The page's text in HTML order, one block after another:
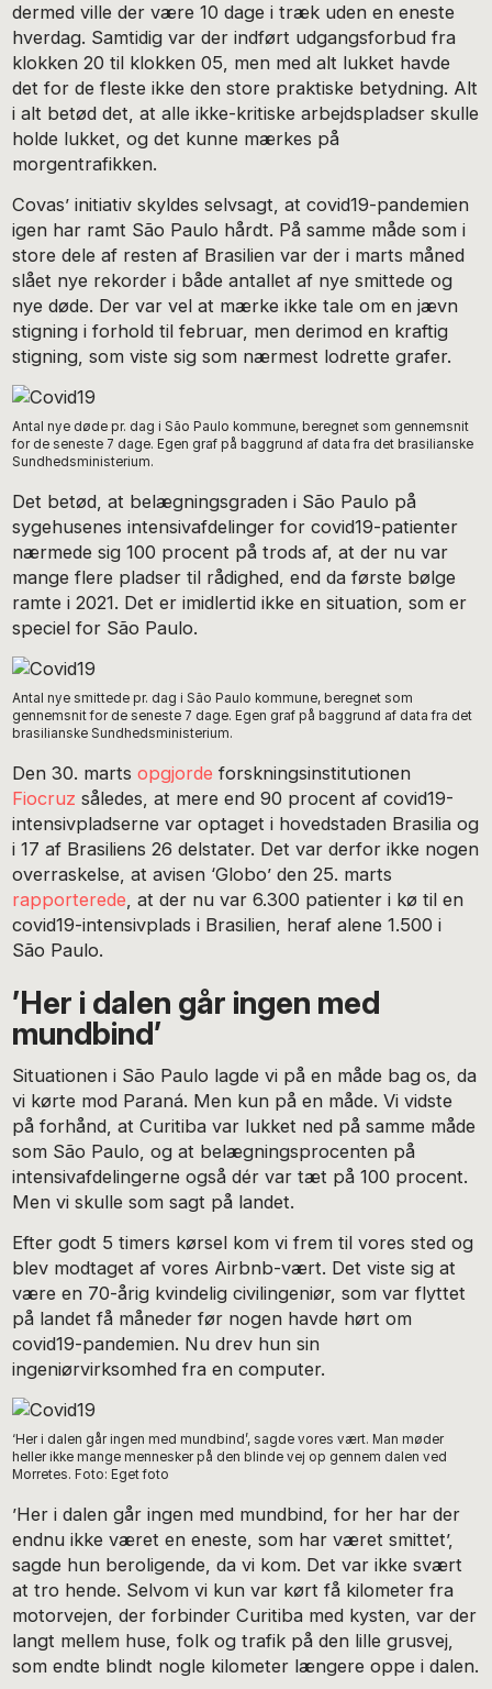
dermed ville der være 10 dage i træk uden en eneste
hverdag. Samtidig var der indført udgangsforbud fra
klokken 20 til klokken 05, men med alt lukket havde
det for de fleste ikke den store praktiske betydning. Alt
i alt betød det, at alle ikke-kritiske arbejdspladser skulle
holde lukket, og det kunne mærkes på
morgentrafikken.
Covas’ initiativ skyldes selvsagt, at covid19-pandemien
igen har ramt São Paulo hårdt. På samme måde som i
store dele af resten af Brasilien var der i marts måned
slået nye rekorder i både antallet af nye smittede og
nye døde. Der var vel at mærke ikke tale om en jævn
stigning i forhold til februar, men derimod en kraftig
stigning, som viste sig som nærmest lodrette grafer.
Antal nye døde pr. dag i São Paulo kommune, beregnet som gennemsnit
for de seneste 7 dage. Egen graf på baggrund af data fra det brasilianske
Sundhedsministerium.
Det betød, at belægningsgraden i São Paulo på
sygehusenes intensivafdelinger for covid19-patienter
nærmede sig 100 procent på trods af, at der nu var
mange flere pladser til rådighed, end da første bølge
ramte i 2021. Det er imidlertid ikke en situation, som er
speciel for São Paulo.
Antal nye smittede pr. dag i São Paulo kommune, beregnet som
gennemsnit for de seneste 7 dage. Egen graf på baggrund af data fra det
brasilianske Sundhedsministerium.
Den 30. martsopgjorde forskningsinstitutionen
Fiocruz således, at mere end 90 procent af covid19-
intensivpladserne var optaget i hovedstaden Brasilia og
i 17 af Brasiliens 26 delstater. Det var derfor ikke nogen
overraskelse, at avisen ‘Globo’ den 25. marts
rapporterede, at der nu var 6.300 patienter i kø til en
covid19-intensivplads i Brasilien, heraf alene 1.500 i
São Paulo.
’Her i dalen går ingen med
mundbind’
Situationen i São Paulo lagde vi på en måde bag os, da
vi kørte mod Paraná. Men kun på en måde. Vi vidste
på forhånd, at Curitiba var lukket ned på samme måde
som São Paulo, og at belægningsprocenten på
intensivafdelingerne også dér var tæt på 100 procent.
Men vi skulle som sagt på landet.
Efter godt 5 timers kørsel kom vi frem til vores sted og
blev modtaget af vores Airbnb-vært. Det viste sig at
være en 70-årig kvindelig civilingeniør, som var flyttet
på landet få måneder før nogen havde hørt om
covid19-pandemien. Nu drev hun sin
ingeniørvirksomhed fra en computer.
‘Her i dalen går ingen med mundbind’, sagde vores vært. Man møder
heller ikke mange mennesker på den blinde vej op gennem dalen ved
Morretes. Foto: Eget foto
’Her i dalen går ingen med mundbind, for her har der
endnu ikke været en eneste, som har været smittet’,
sagde hun beroligende, da vi kom. Det var ikke svært
at tro hende. Selvom vi kun var kørt få kilometer fra
motorvejen, der forbinder Curitiba med kysten, var der
langt mellem huse, folk og trafik på den lille grusvej,
som endte blindt nogle kilometer længere oppe i dalen.